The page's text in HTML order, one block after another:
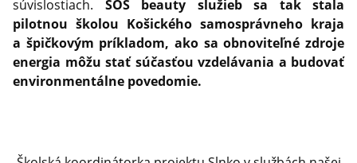
súvislostiach. SOŠ beauty služieb sa tak stala
pilotnou školou Košického samosprávneho kraja
a špičkovým príkladom, ako sa obnoviteľné zdroje
energia môžu stať súčasťou vzdelávania a budovať
environmentálne povedomie.